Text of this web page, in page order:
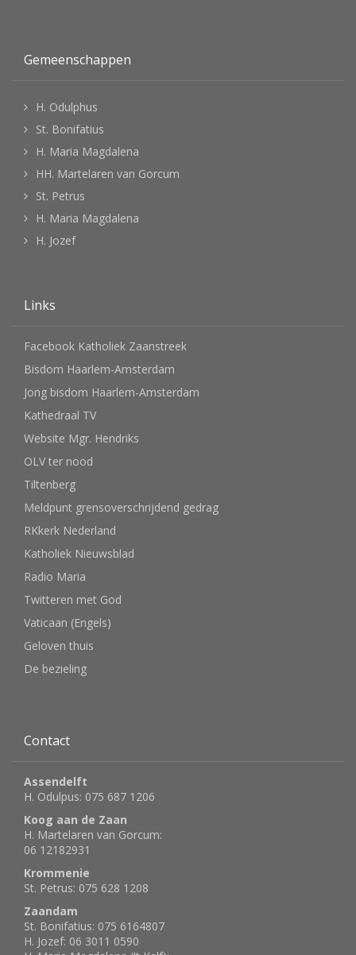
Gemeenschappen
H. Odulphus
St. Bonifatius
H. Maria Magdalena
HH. Martelaren van Gorcum
St. Petrus
H. Maria Magdalena
H. Jozef
Links
Facebook Katholiek Zaanstreek
Bisdom Haarlem-Amsterdam
Jong bisdom Haarlem-Amsterdam
Kathedraal TV
Website Mgr. Hendriks
OLV ter nood
Tiltenberg
Meldpunt grensoverschrijdend gedrag
RKkerk Nederland
Katholiek Nieuwsblad
Radio Maria
Twitteren met God
Vaticaan (Engels)
Geloven thuis
De bezieling
Contact
Assendelft
H. Odulpus: 075 687 1206
Koog aan de Zaan
H. Martelaren van Gorcum:
06 12182931
Krommenie
St. Petrus: 075 628 1208
Zaandam
St. Bonifatius: 075 6164807
H. Jozef: 06 3011 0590